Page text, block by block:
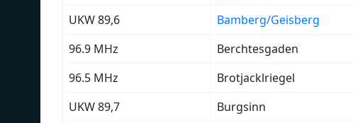
UKW 89,6
Bamberg/Geisberg
96.9 MHz
Berchtesgaden
96.5 MHz
Brotjacklriegel
UKW 89,7
Burgsinn